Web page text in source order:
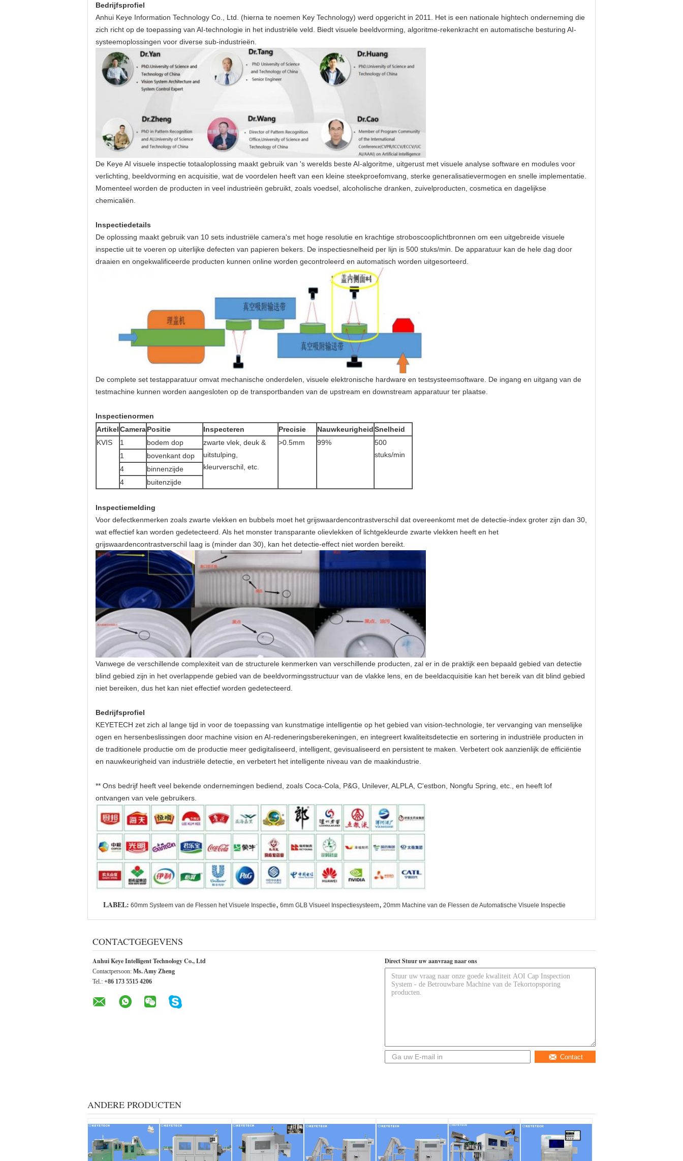
Bedrijfsprofiel
Anhui Keye Information Technology Co., Ltd. (hierna te noemen Key Technology) werd opgericht in 2011. Het is een nationale hightech onderneming die
zich richt op de toepassing van AI-technologie in het industriële veld. Biedt visuele beeldvorming, algoritme-rekenkracht en automatische besturing AI-
systeemoplossingen voor diverse sub-industrieën.
De Keye AI visuele inspectie totaaloplossing maakt gebruik van 's werelds beste AI-algoritme, uitgerust met visuele analyse software en modules voor
verlichting, beeldvorming en acquisitie, wat de voordelen heeft van een kleine steekproefomvang, sterke generalisatievermogen en snelle implementatie.
Momenteel worden de producten in veel industrieën gebruikt, zoals voedsel, alcoholische dranken, zuivelproducten, cosmetica en dagelijkse
chemicaliën.
Inspectiedetails
De oplossing maakt gebruik van 10 sets industriële camera's met hoge resolutie en krachtige stroboscooplichtbronnen om een ​​uitgebreide visuele
inspectie uit te voeren op uiterlijke defecten van papieren bekers. De inspectiesnelheid per lijn is 500 stuks/min. De apparatuur kan de hele dag door
draaien en ongekwalificeerde producten kunnen online worden gecontroleerd en automatisch worden uitgesorteerd.
De complete set testapparatuur omvat mechanische onderdelen, visuele elektronische hardware en testsysteemsoftware. De ingang en uitgang van de
testmachine kunnen worden aangesloten op de transportbanden van de upstream en downstream apparatuur ter plaatse.
Inspectienormen
ArtikelCameraPositie Inspecteren Precisie NauwkeurigheidSnelheid
KVIS
1 bodem dop
zwarte vlek, deuk &
uitstulping,
kleurverschil, etc.
>0.5mm 99%
500
stuks/min
1
bovenkant dop
4
binnenzijde
4
buitenzijde
Inspectiemelding
Voor defectkenmerken zoals zwarte vlekken en bubbels moet het grijswaardencontrastverschil dat overeenkomt met de detectie-index groter zijn dan 30,
wat effectief kan worden gedetecteerd. Als het monster transparante olievlekken of lichtgekleurde zwarte vlekken heeft en het
grijswaardencontrastverschil laag is (minder dan 30), kan het detectie-effect niet worden bereikt.
Vanwege de verschillende complexiteit van de structurele kenmerken van verschillende producten, zal er in de praktijk een bepaald gebied van detectie
blind gebied zijn in het overlappende gebied van de beeldvormingsstructuur van de vlakke lens, en de beeldacquisitie kan het bereik van dit blind gebied
niet bereiken, dus het kan niet effectief worden gedetecteerd.
Bedrijfsprofiel
KEYETECH zet zich al lange tijd in voor de toepassing van kunstmatige intelligentie op het gebied van vision-technologie, ter vervanging van menselijke
ogen en hersenbeslissingen door machine vision en AI-redeneringsberekeningen, en integreert kwaliteitsdetectie en sortering in industriële producten in
de traditionele productie om de productie meer gedigitaliseerd, intelligent, gevisualiseerd en persistent te maken. Verbetert ook aanzienlijk de efficiëntie
en nauwkeurigheid van industriële detectie, en verbetert het intelligente niveau van de maakindustrie.
** Ons bedrijf heeft veel bekende ondernemingen bediend, zoals Coca-Cola, P&G, Unilever, ALPLA, C'estbon, Nongfu Spring, etc., en heeft lof
ontvangen van vele gebruikers.
LABEL: 60mm Systeem van de Flessen het Visuele Inspectie, 6mm GLB Visueel Inspectiesysteem, 20mm Machine van de Flessen de Automatische Visuele Inspectie
CONTACTGEGEVENS
Anhui Keye Intelligent Technology Co., Ltd
Contactpersoon: Ms. Amy Zheng
Tel.: +86 173 5515 4206
Direct Stuur uw aanvraag naar ons
Contact
ANDERE PRODUCTEN